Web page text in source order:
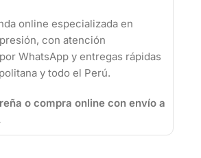
online especializada en
con atención
WhatsApp y entregas rápidas
y todo el Perú.
o compra online con envío a